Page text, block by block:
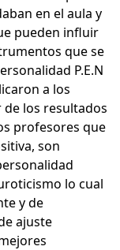
en el aula y
pueden influir
que se
P.E.N
a los
los resultados
profesores que
son
lo cual
y de
ajuste